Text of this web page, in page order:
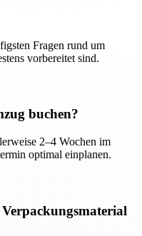
Fragen rund um
vorbereitet sind.
buchen?
2–4 Wochen im
optimal einplanen.